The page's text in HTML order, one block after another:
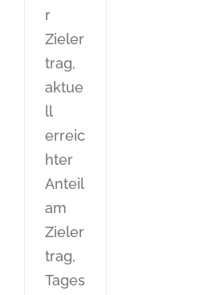
r
Zieler
trag,
aktue
ll
erreic
hter
Anteil
am
Zieler
trag,
Tages